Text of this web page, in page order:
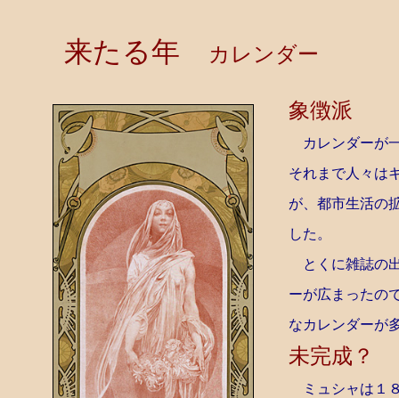
来たる年 カレンダー
象徴派
カレンダーが
それまで人々は
が、都市生活の
した。
とくに雑誌の
ーが広まったの
なカレンダーが
未完成？
ミュシャは１